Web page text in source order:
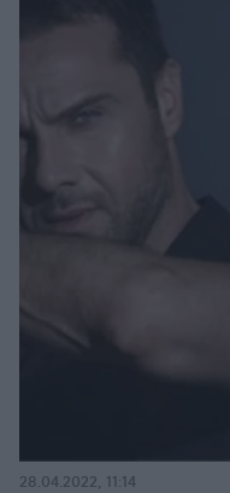
28.04.2022, 11:14